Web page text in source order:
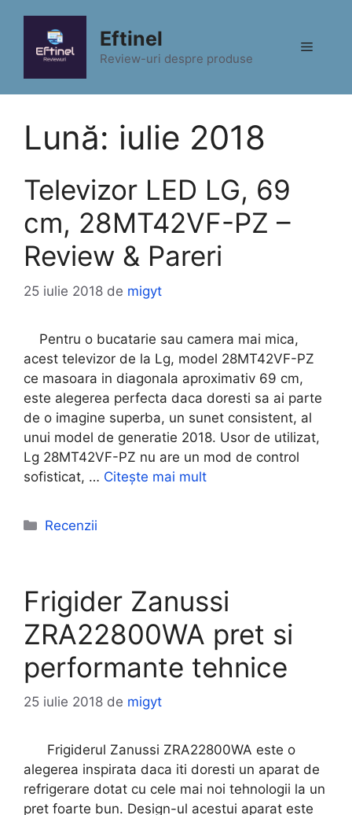
conținut
Eftinel
Review-uri despre produse
Meniu
Lună: iulie 2018
Televizor LED LG, 69
cm, 28MT42VF-PZ –
Review & Pareri
25 iulie 2018 de migyt
Pentru o bucatarie sau camera mai mica,
acest televizor de la Lg, model 28MT42VF-PZ
ce masoara in diagonala aproximativ 69 cm,
este alegerea perfecta daca doresti sa ai parte
de o imagine superba, un sunet consistent, al
unui model de generatie 2018. Usor de utilizat,
Lg 28MT42VF-PZ nu are un mod de control
sofisticat, … Citește mai mult
Categorii
Recenzii
Frigider Zanussi
ZRA22800WA pret si
performante tehnice
25 iulie 2018 de migyt
Frigiderul Zanussi ZRA22800WA este o
alegerea inspirata daca iti doresti un aparat de
refrigerare dotat cu cele mai noi tehnologii la un
pret foarte bun. Design-ul acestui aparat este